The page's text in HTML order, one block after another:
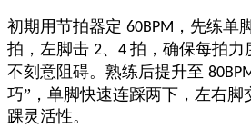
初期用节拍器定 60BPM ，先练单
拍，左脚击 2、 4 拍，确保每拍力
不刻意阻碍。熟练后提升至
巧”，单脚快速连踩两下，左右脚
踝灵活性。​